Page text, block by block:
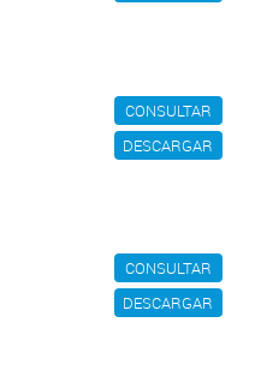
CONSULTAR
DESCARGAR
CONSULTAR
DESCARGAR